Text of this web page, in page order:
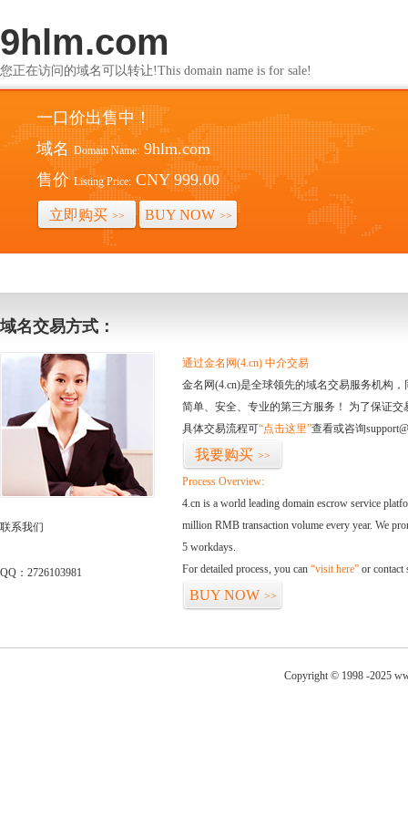
9hlm.com
您正在访问的域名可以转让!This domain name is for sale!
一口价出售中！
域名 Domain Name: 9hlm.com
售价 Listing Price: CNY 999.00
立即购买 >> BUY NOW >>
域名交易方式：
联系我们
QQ：2726103981
通过金名网(4.cn) 中介交易
金名网(4.cn)是全球领先的域名交易服务机构
简单、安全、专业的第三方服务！ 为了保证
具体交易流程可“点击这里”查看或咨询
我要购买 >>
Process Overview:
4.cn is a world leading domain escrow service
million RMB transaction volume every year. We
5 workdays.
For detailed process, you can “visit here” or contact
BUY NOW >>
Copyright © 1998 -2025